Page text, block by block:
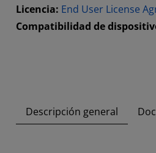
Licencia: End User License
Compatibilidad de
Descripción general